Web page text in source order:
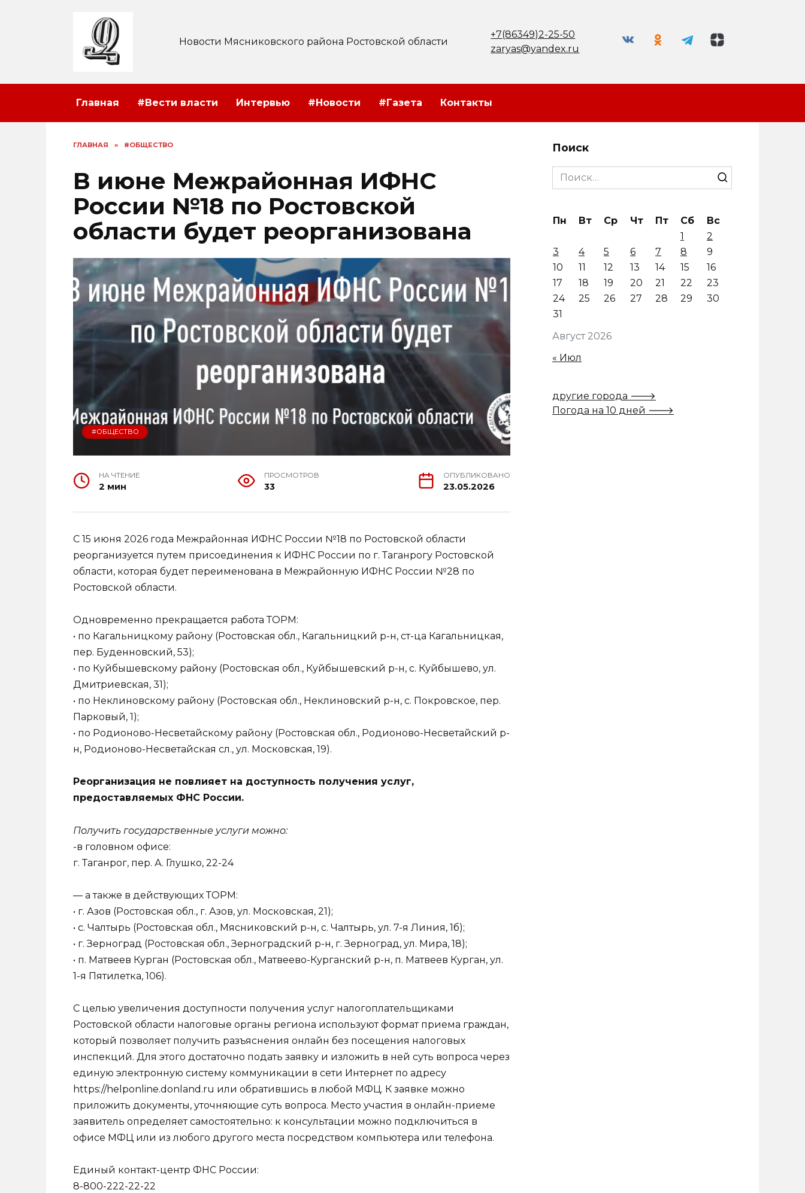
Новости Мясниковского района Ростовской области
+7(86349)2-25-50
zaryas@yandex.ru
Главная #Вести власти Интервью #Новости #Газета Контакты
ГЛАВНАЯ » #ОБЩЕСТВО
В июне Межрайонная ИФНС
России №18 по Ростовской
области будет реорганизована
#ОБЩЕСТВО
НА ЧТЕНИЕ
2 мин
ПРОСМОТРОВ
33
ОПУБЛИКОВАНО
23.05.2026
С 15 июня 2026 года Межрайонная ИФНС России №18 по Ростовской области
реорганизуется путем присоединения к ИФНС России по г. Таганрогу Ростовской
области, которая будет переименована в Межрайонную ИФНС России №28 по
Ростовской области.
Одновременно прекращается работа ТОРМ:
• по Кагальницкому району (Ростовская обл., Кагальницкий р-н, ст-ца Кагальницкая,
пер. Буденновский, 53);
• по Куйбышевскому району (Ростовская обл., Куйбышевский р-н, с. Куйбышево, ул.
Дмитриевская, 31);
• по Неклиновскому району (Ростовская обл., Неклиновский р-н, с. Покровское, пер.
Парковый, 1);
• по Родионово-Несветайскому району (Ростовская обл., Родионово-Несветайский р-
н, Родионово-Несветайская сл., ул. Московская, 19).
Реорганизация не повлияет на доступность получения услуг,
предоставляемых ФНС России.
Получить государственные услуги можно:
-в головном офисе:
г. Таганрог, пер. А. Глушко, 22-24
— а также в действующих ТОРМ:
• г. Азов (Ростовская обл., г. Азов, ул. Московская, 21);
• с. Чалтырь (Ростовская обл., Мясниковский р-н, с. Чалтырь, ул. 7-я Линия, 1б);
• г. Зерноград (Ростовская обл., Зерноградский р-н, г. Зерноград, ул. Мира, 18);
• п. Матвеев Курган (Ростовская обл., Матвеево-Курганский р-н, п. Матвеев Курган, ул.
1-я Пятилетка, 106).
С целью увеличения доступности получения услуг налогоплательщиками
Ростовской области налоговые органы региона используют формат приема граждан,
который позволяет получить разъяснения онлайн без посещения налоговых
инспекций. Для этого достаточно подать заявку и изложить в ней суть вопроса через
единую электронную систему коммуникации в сети Интернет по адресу
https://helponline.donland.ru или обратившись в любой МФЦ. К заявке можно
приложить документы, уточняющие суть вопроса. Место участия в онлайн-приеме
заявитель определяет самостоятельно: к консультации можно подключиться в
офисе МФЦ или из любого другого места посредством компьютера или телефона.
Единый контакт-центр ФНС России:
8-800-222-22-22
Поиск
Search
for:
Август 2026
Пн Вт Ср Чт Пт Сб
Вс
1
2
3
4 5 6 7 8
9
10
11 12 13 14 15
16
17
18 19 20 21 22
23
24
25 26 27 28 29
30
31
« Июл
другие города 🡒
Погода на 10 дней 🡒